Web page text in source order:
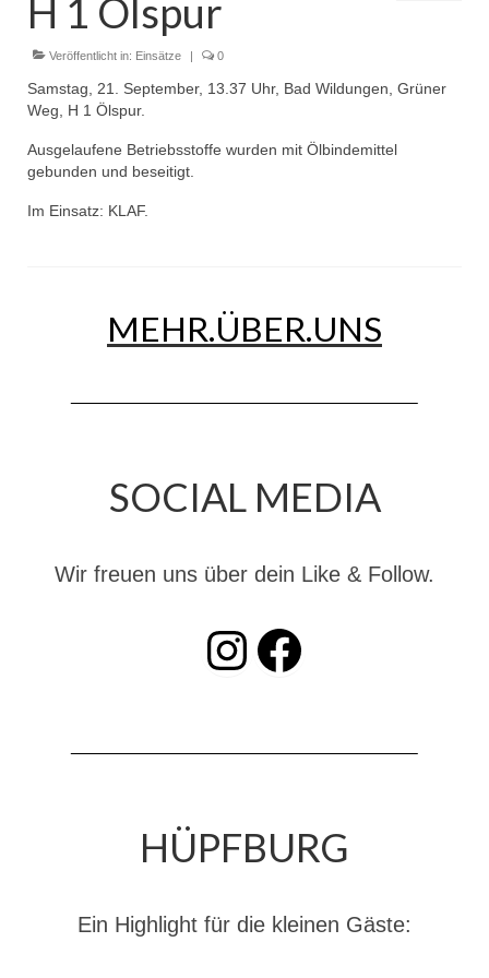
Dienstplan
Einsätze
Einsatzstichworte
Jugendfeuerwehr
25-jähriges Jubiläum Jugendfeuerwehr 2021
Dienstplan
Dienstplan Dekon-Zug
H 1 Ölspur
Veröffentlicht in: Einsätze | 0
Samstag, 21. September, 13.37 Uhr, Bad Wildungen, Grüner
Weg, H 1 Ölspur.
Ausgelaufene Betriebsstoffe wurden mit Ölbindemittel
gebunden und beseitigt.
Im Einsatz: KLAF.
MEHR.ÜBER.UNS
SOCIAL MEDIA
Wir freuen uns über dein Like & Follow.
INSTAGRAM Facebook
HÜPFBURG
Ein Highlight für die kleinen Gäste: